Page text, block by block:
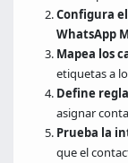
Configura
WhatsApp
Mapea los
etiquetas a
Define
asignar
Prueba la
que el